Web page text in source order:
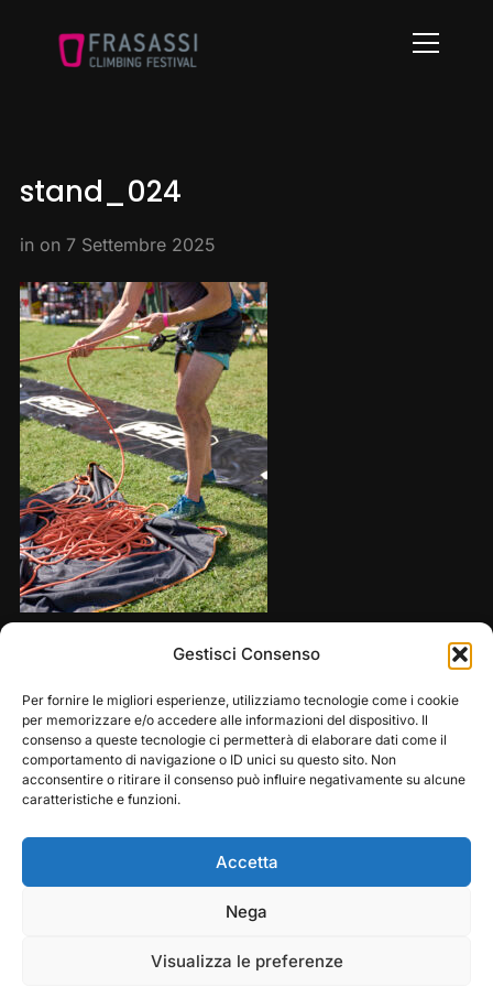
Gestisci Consenso
Per fornire le migliori esperienze, utilizziamo tecnologie come i cookie
per memorizzare e/o accedere alle informazioni del dispositivo. Il
consenso a queste tecnologie ci permetterà di elaborare dati come il
comportamento di navigazione o ID unici su questo sito. Non
acconsentire o ritirare il consenso può influire negativamente su alcune
caratteristiche e funzioni.
Accetta
Nega
Visualizza le preferenze
Info
stand_024
in on 7 Settembre 2025
Copyright © 2026 — Frasassi Climbing Festival. All
Rights Reserved